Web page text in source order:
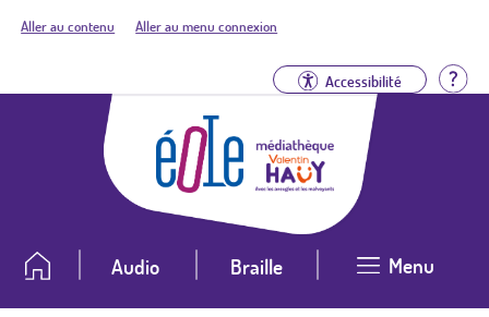
Aller au contenu Aller au menu connexion
Accessibilité
Audio Braille Menu